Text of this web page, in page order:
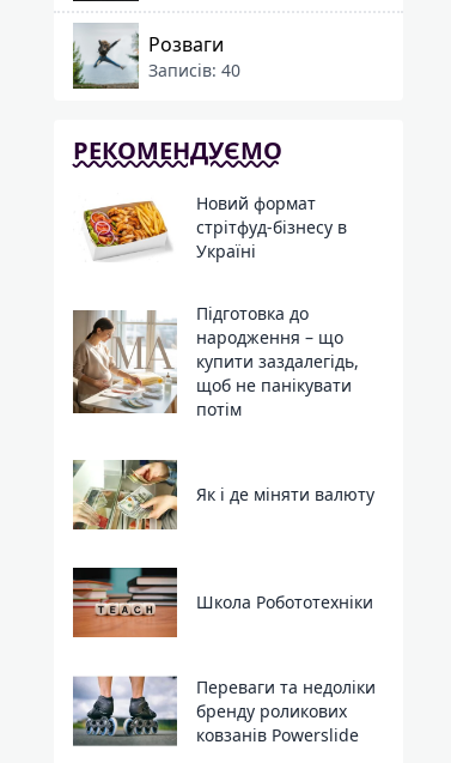
Розваги
Записів: 40
РЕКОМЕНДУЄМО
Новий формат
стрітфуд-бізнесу в
Україні
Підготовка до
народження – що
купити заздалегідь,
щоб не панікувати
потім
Як і де міняти валюту
Школа Робототехніки
Переваги та недоліки
бренду роликових
ковзанів Powerslide